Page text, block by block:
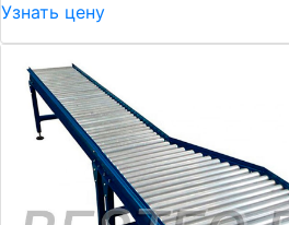
Узнать цену